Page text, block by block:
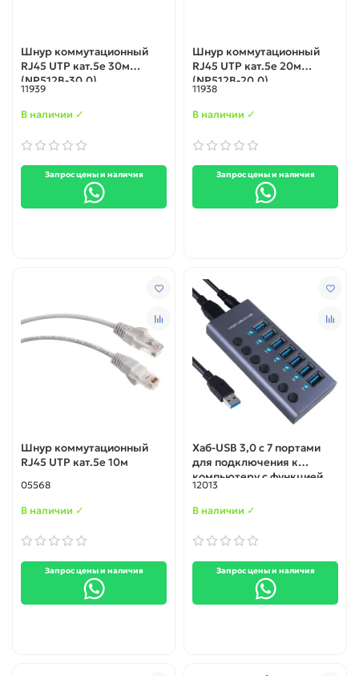
Шнур коммутационный
RJ45 UTP кат.5е 30м
(NP512B-30.0)
11939
В наличии ✓
Запрос цены и наличия
Шнур коммутационный
RJ45 UTP кат.5е 20м
(NP512B-20.0)
11938
В наличии ✓
Запрос цены и наличия
Шнур коммутационный
RJ45 UTP кат.5е 10м
05568
В наличии ✓
Запрос цены и наличия
Хаб-USB 3,0 с 7 портами
для подключения к
компьютеру с функцией
зарядки (Блок питания на
12 В), c поддержкой Mac
12013
В наличии ✓
Запрос цены и наличия